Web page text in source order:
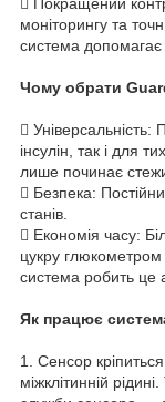
моніторингу та
система допомагає
Чому обрати

інсулін, так і для
лише починає
 Безпека:
станів.
 Економія часу:
цукру
система робить це
Як працює
1. Сенсор
міжклітинній